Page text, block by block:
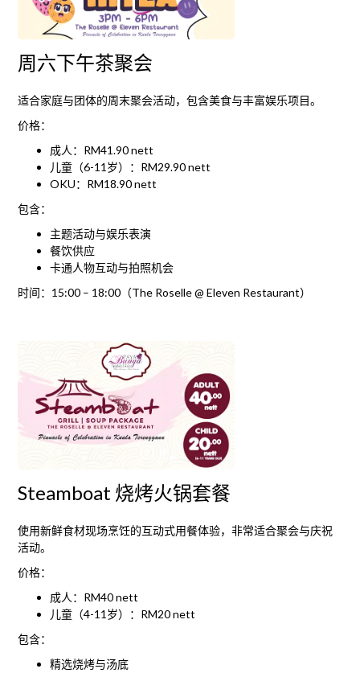
周六下午茶聚会
适合家庭与团体的周末聚会活动，包含美食与丰富娱乐项目。
价格：
成人：RM41.90 nett
儿童（6-11岁）：RM29.90 nett
OKU：RM18.90 nett
包含：
主题活动与娱乐表演
餐饮供应
卡通人物互动与拍照机会
时间：15:00 – 18:00（The Roselle @ Eleven Restaurant）
Steamboat 烧烤火锅套餐
使用新鲜食材现场烹饪的互动式用餐体验，非常适合聚会与庆祝
活动。
价格：
成人：RM40 nett
儿童（4-11岁）：RM20 nett
包含：
精选烧烤与汤底